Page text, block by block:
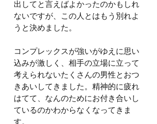
出してと言えばよかったのかもしれ
ないですが、この人とはもう別れよ
うと決めました。
コンプレックスが強いがゆえに思い
込みが激しく、相手の立場に立って
考えられないたくさんの男性とおつ
きあいしてきました。精神的に疲れ
はてて、なんのためにお付き合いし
ているのかわからなくなってきま
す。